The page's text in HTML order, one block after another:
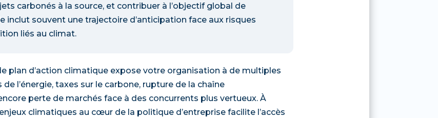
carbonés à la source, et contribuer à l’objectif global de
inclut souvent une trajectoire d’anticipation face aux risques
liés au climat.
plan d’action climatique expose votre organisation à de multiples
l’énergie, taxes sur le carbone, rupture de la chaîne
perte de marchés face à des concurrents plus vertueux. À
enjeux climatiques au cœur de la politique d’entreprise facilite l’accès